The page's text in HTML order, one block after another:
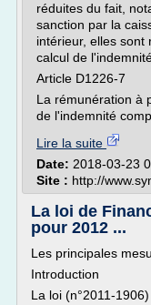
réduites du fait,
sanction par la
intérieur, elles sont
calcul de
Article D1226-7
La rémunération à
de l'indemnité
Lire la suite
Date: 2018-03-23
Site : http://
La loi de
pour 2012 ...
Les principales
Introduction
La loi (n°2011-